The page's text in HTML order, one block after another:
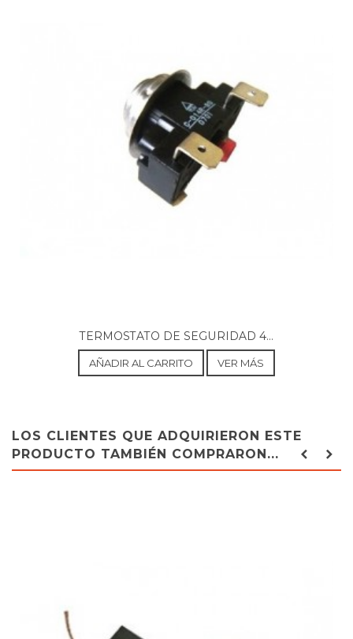
TERMOSTATO DE SEGURIDAD 4...
AÑADIR AL CARRITO VER MÁS
LOS CLIENTES QUE ADQUIRIERON ESTE
PRODUCTO TAMBIÉN COMPRARON...